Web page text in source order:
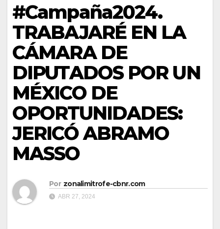
#Campaña2024.
TRABAJARÉ EN LA
CÁMARA DE
DIPUTADOS POR UN
MÉXICO DE
OPORTUNIDADES:
JERICÓ ABRAMO
MASSO
Por zonalimitrofe-cbnr.com
ABR 27, 2024